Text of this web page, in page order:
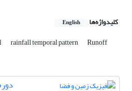
کلیدواژه‌ها English
rainfall temporal pattern Runoff